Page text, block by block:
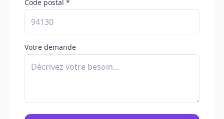
Code postal *
Votre demande